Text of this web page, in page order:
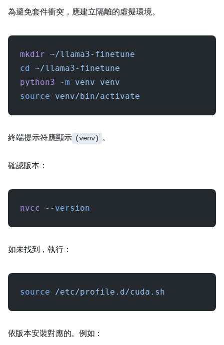
為避免套件衝突，應建立隔離的 Python 虛擬環境。
mkdir ~/llama3-finetune
cd ~/llama3-finetune
python3 -m venv venv
source venv/bin/activate
終端提示符應顯示 (venv) 。
確認 CUDA 版本：
nvcc --version
如未找到 CUDA，執行：
source /etc/profile.d/cuda.sh
依 CUDA 版本安裝對應的 PyTorch。例如 CUDA 12.1：